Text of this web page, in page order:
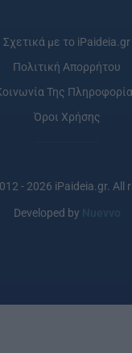
Σχετικά με το iPaideia.gr
Πολιτική Απορρήτου
Της
Όροι Χρήσης
- 2026 iPaideia.gr. All
Developed by